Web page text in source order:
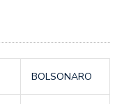
BOLSONARO